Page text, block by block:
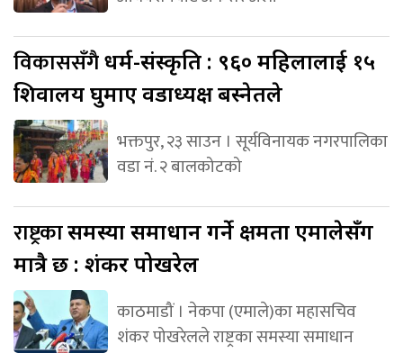
विकाससँगैधर्म-संस्कृति : ९६० महिलालाई १५
शिवालय घुमाए वडाध्यक्ष बस्नेतले
भक्तपुर, २३ साउन । सूर्यविनायक नगरपालिका
वडा नं. २ बालकोटको
राष्ट्रकासमस्या समाधान गर्ने क्षमता एमालेसँग
मात्रै छ : शंकर पोखरेल
काठमाडौं । नेकपा (एमाले)का महासचिव
शंकर पोखरेलले राष्ट्रका समस्या समाधान